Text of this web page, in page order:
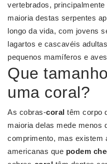
vertebrados,
maioria destas serpentes
longo da vida, com jovens
lagartos e cascavéis
pequenos mamíferos e
Que
uma coral?
As cobras-coral têm corpo
maioria delas mede menos
comprimento, mas existem
americanas que podem